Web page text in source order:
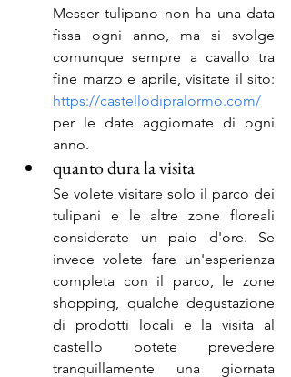
Messer tulipano non ha una data
fissa ogni anno, ma si svolge
comunque sempre a cavallo tra
https://castellodipralormo.com/
per le date aggiornate di ogni
anno.
quanto dura la visita
Se volete visitare solo il parco dei
tulipani e le altre zone floreali
considerate un paio d'ore. Se
invece volete fare un'esperienza
completa con il parco, le zone
shopping, qualche degustazione
di prodotti locali e la visita al
castello potete prevedere
tranquillamente una giornata